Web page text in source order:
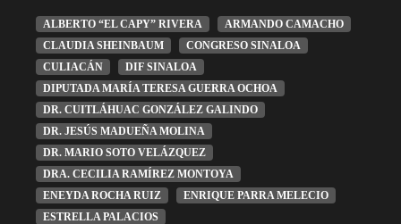
ALBERTO “EL CAPY” RIVERA
ARMANDO CAMACHO
CLAUDIA SHEINBAUM
CONGRESO SINALOA
CULIACÁN
DIF SINALOA
DIPUTADA MARÍA TERESA GUERRA OCHOA
DR. CUITLÁHUAC GONZÁLEZ GALINDO
DR. JESÚS MADUEÑA MOLINA
DR. MARIO SOTO VELÁZQUEZ
DRA. CECILIA RAMÍREZ MONTOYA
ENEYDA ROCHA RUIZ
ENRIQUE PARRA MELECIO
ESTRELLA PALACIOS